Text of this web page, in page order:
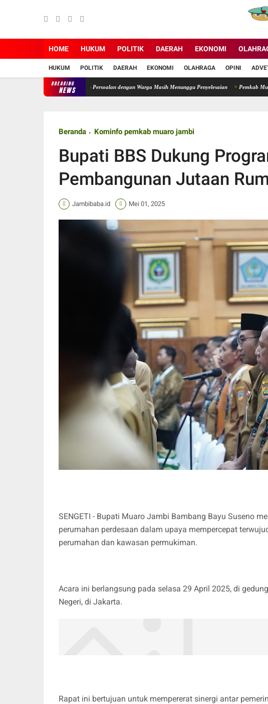
HOME HUKUM POLITIK DAERAH EKONOMI
HUKUM POLITIK DAERAH EKONOMI OLAHRAGA OPINI
BREAKING
NEWS
Berjalan, Sejumlah Persoalan dengan Warga Masih Menunggu Penyelesaian Pemkab Muaro Jambi
Beranda Kominfo pemkab muaro jambi
Bupati BBS Dukung
Pembangunan Jutaan
Jambibaba.id Mei 01, 2025
SENGETI - Bupati Muaro Jambi Bambang Bayu Suseno
perumahan perdesaan dalam upaya mempercepat
perumahan dan kawasan permukiman.
Acara ini berlangsung pada selasa 29 April 2025, di
Negeri, di Jakarta.
Rapat ini bertujuan untuk mempererat sinergi antar